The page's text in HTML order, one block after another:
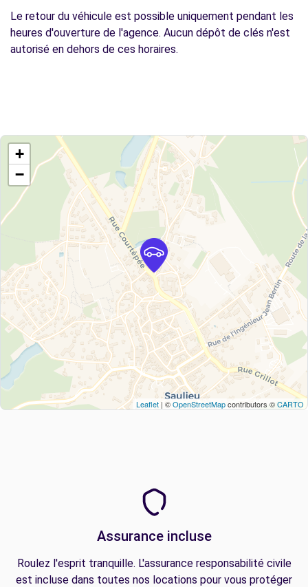
Le retour du véhicule est possible uniquement pendant les
heures d'ouverture de l'agence. Aucun dépôt de clés n'est
autorisé en dehors de ces horaires.
+
−
Leaflet | ©OpenStreetMapcontributors ©CARTO
Assurance incluse
Roulez l'esprit tranquille. L'assurance responsabilité civile
est incluse dans toutes nos locations pour vous protéger